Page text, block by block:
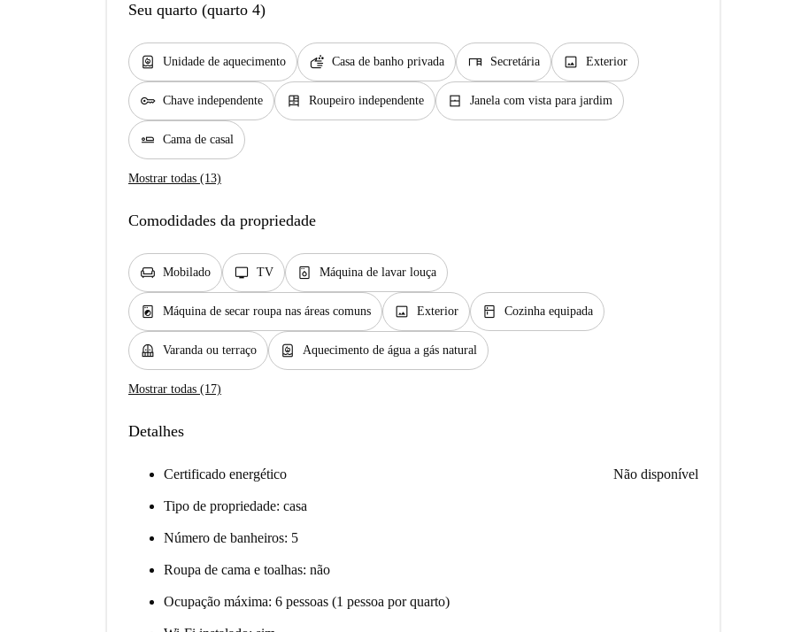
Seu quarto (quarto 4)
water_heater Unidade de aquecimento soap Casa de banho privada desk Secretária image Exterior
key Chave independente dresser Roupeiro independente window_closed Janela com vista para jardim
airline_seat_flat Cama de casal
Mostrar todas (13)
Comodidades da propriedade
chair Mobilado tv TV dishwasher_gen Máquina de lavar louça
local_laundry_service Máquina de secar roupa nas áreas comuns image Exterior kitchen Cozinha equipada
balcony Varanda ou terraço water_heater Aquecimento de água a gás natural
Mostrar todas (17)
Detalhes
Certificado energético Não disponível
Tipo de propriedade: casa
Número de banheiros: 5
Roupa de cama e toalhas: não
Ocupação máxima: 6 pessoas (1 pessoa por quarto)